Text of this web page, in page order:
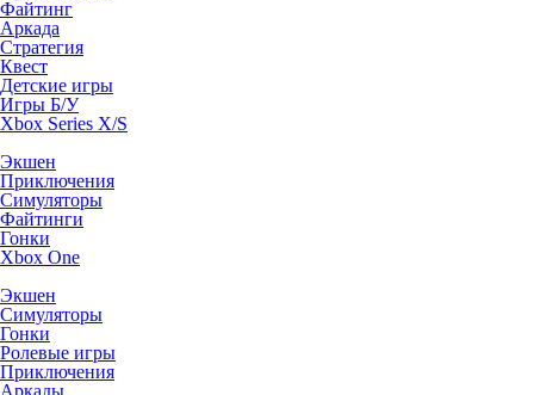
Файтинг
Аркада
Стратегия
Квест
Детские игры
Игры Б/У
Xbox Series X/S
Экшен
Приключения
Симуляторы
Файтинги
Гонки
Xbox One
Экшен
Симуляторы
Гонки
Ролевые игры
Приключения
Аркады